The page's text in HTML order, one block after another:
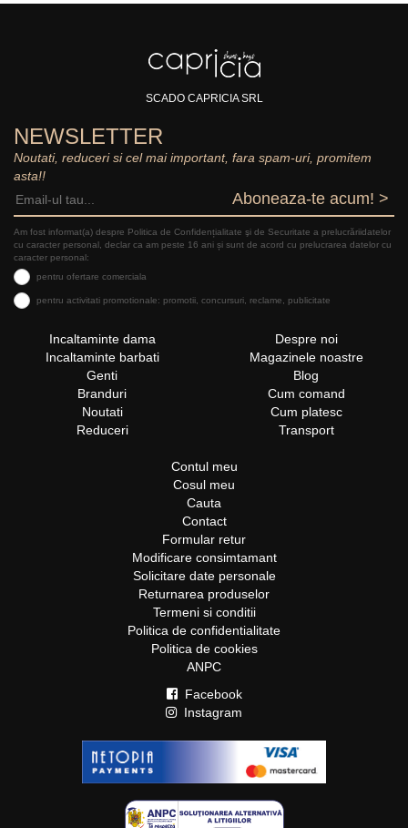
SCADO CAPRICIA SRL
NEWSLETTER
Noutati, reduceri si cel mai important, fara spam-uri, promitem
asta!!
Aboneaza-te acum! >
Am fost informat(a) despre Politica de Confidențialitate şi de Securitate a prelucrăriidatelor
cu caracter personal, declar ca am peste 16 ani și sunt de acord cu prelucrarea datelor cu
caracter personal:
pentru ofertare comerciala
pentru activitati promotionale: promotii, concursuri, reclame, publicitate
Incaltaminte dama
Incaltaminte barbati
Genti
Branduri
Noutati
Reduceri
Despre noi
Magazinele noastre
Blog
Cum comand
Cum platesc
Transport
Contul meu
Cosul meu
Cauta
Contact
Formular retur
Modificare consimtamant
Solicitare date personale
Returnarea produselor
Termeni si conditii
Politica de confidentialitate
Politica de cookies
ANPC
Facebook
Instagram